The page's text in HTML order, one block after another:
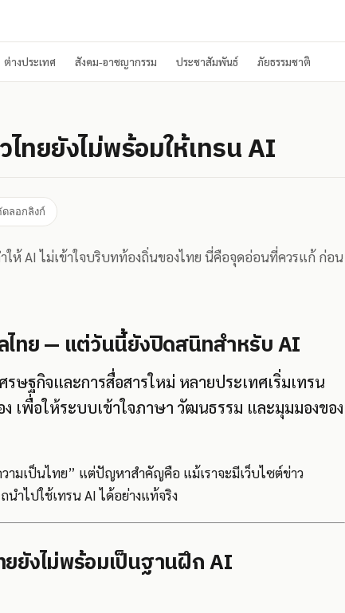
ต่างประเทศ สังคม-อาชญากรรม ประชาสัมพันธ์ ภัยธรรมชาติ
ไทยยังไม่พร้อมให้เทรน AI
ดลอกลิงก์
ให้ AI ไม่เข้าใจบริบทท้องถิ่นของไทย นี่คือจุดอ่อนที่ควรแก้ ก่อน
ไทย — แต่วันนี้ยังปิดสนิทสำหรับ AI
รษฐกิจและการสื่อสารใหม่ หลายประเทศเริ่มเทรน
ง เพื่อให้ระบบเข้าใจภาษา วัฒนธรรม และมุมมองของ
ามเป็นไทย” แต่ปัญหาสำคัญคือ แม้เราจะมีเว็บไซต์ข่าว
ำไปใช้เทรน AI ได้อย่างแท้จริง
ยยังไม่พร้อมเป็นฐานฝึก AI